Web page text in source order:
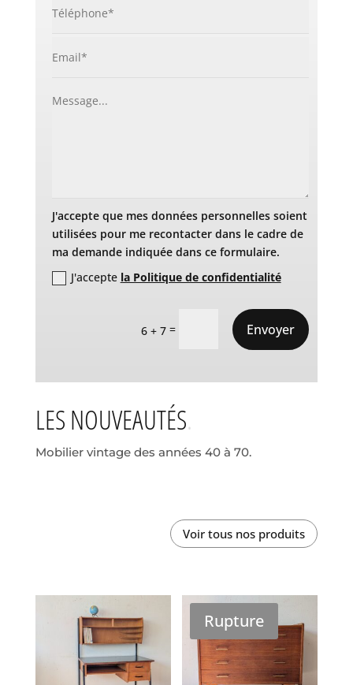
J'accepte que mes données personnelles soient
utilisées pour me recontacter dans le cadre de
ma demande indiquée dans ce formulaire.
J'accepte la Politique de confidentialité
6 + 7 = Envoyer
LES NOUVEAUTÉS
Mobilier vintage des années 40 à 70.
Voir tous nos produits
Rupture